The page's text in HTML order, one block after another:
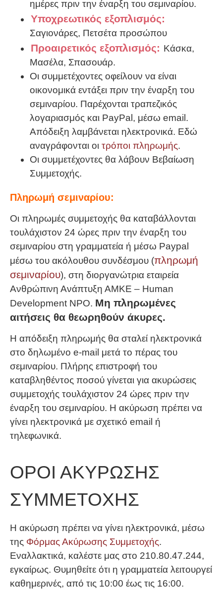
ημέρες πριν την έναρξη του σεμιναρίου.
Υποχρεωτικός εξοπλισμός:
Σαγιονάρες, Πετσέτα προσώπου
Προαιρετικός εξοπλισμός: Κάσκα,
Μασέλα, Σπασουάρ.
Οι συμμετέχοντες οφείλουν να είναι
οικονομικά εντάξει πριν την έναρξη του
σεμιναρίου. Παρέχονται τραπεζικός
λογαριασμός και PayPal, μέσω email.
Απόδειξη λαμβάνεται ηλεκτρονικά. Εδώ
αναγράφονται οι τρόποι πληρωμής.
Οι συμμετέχοντες θα λάβουν Βεβαίωση
Συμμετοχής.
Πληρωμή σεμιναρίου:
Οι πληρωμές συμμετοχής θα καταβάλλονται
τουλάχιστον 24 ώρες πριν την έναρξη του
σεμιναρίου στη γραμματεία ή μέσω Paypal
μέσω του ακόλουθου συνδέσμου (πληρωμή
σεμιναρίου), στη διοργανώτρια εταιρεία
Ανθρώπινη Ανάπτυξη ΑΜΚΕ – Human
Development NPO. Μη πληρωμένες
αιτήσεις θα θεωρηθούν άκυρες.
Η απόδειξη πληρωμής θα σταλεί ηλεκτρονικά
στο δηλωμένο e-mail μετά το πέρας του
σεμιναρίου. Πλήρης επιστροφή του
καταβληθέντος ποσού γίνεται για ακυρώσεις
συμμετοχής τουλάχιστον 24 ώρες πριν την
έναρξη του σεμιναρίου. Η ακύρωση πρέπει να
γίνει ηλεκτρονικά με σχετικό email ή
τηλεφωνικά.
ΟΡΟΙ ΑΚΥΡΩΣΗΣ
ΣΥΜΜΕΤΟΧΗΣ
Η ακύρωση πρέπει να γίνει ηλεκτρονικά, μέσω
της Φόρμας Ακύρωσης Συμμετοχής.
Εναλλακτικά, καλέστε μας στο 210.80.47.244,
εγκαίρως. Θυμηθείτε ότι η γραμματεία λειτουργεί
καθημερινές, από τις 10:00 έως τις 16:00.